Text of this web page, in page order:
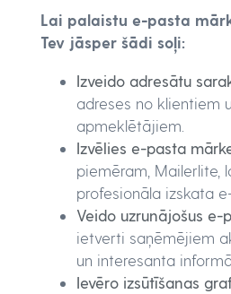
Lai palaistu e-pasta
Tev jāsper šādi soļi:
Izveido adresātu
adreses no klientiem
apmeklētājiem.
Izvēlies e-pasta
piemēram, Mailerlite,
profesionāla izskata
Veido uzrunājošus e-
ietverti saņēmējiem
un interesanta
Ievēro izsūtīšanas